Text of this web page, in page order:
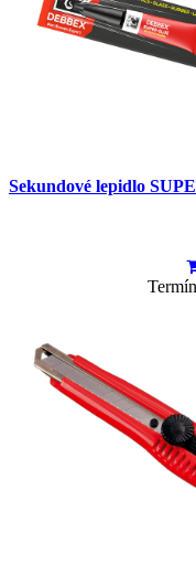
Sekundové lepidlo